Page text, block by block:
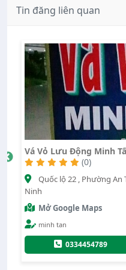
Tin đăng liên quan
1362
Bàng, Tỉnh Tây
09/07/2024
Vỏ Lốp Ô
30/4,
Phạm Duy